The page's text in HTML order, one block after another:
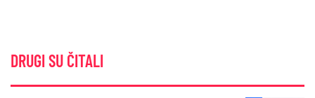
DRUGI SU ČITALI